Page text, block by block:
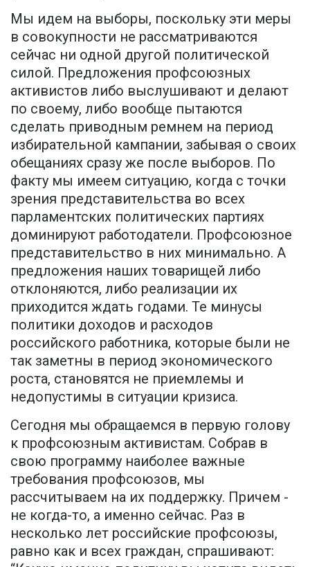
Мы идем на выборы, поскольку эти меры
в совокупности не рассматриваются
сейчас ни одной другой политической
силой. Предложения профсоюзных
активистов либо выслушивают и делают
по своему, либо вообще пытаются
сделать приводным ремнем на период
избирательной кампании, забывая о своих
обещаниях сразу же после выборов. По
факту мы имеем ситуацию, когда с точки
зрения представительства во всех
парламентских политических партиях
доминируют работодатели. Профсоюзное
представительство в них минимально. А
предложения наших товарищей либо
отклоняются, либо реализации их
приходится ждать годами. Те минусы
политики доходов и расходов
российского работника, которые были не
так заметны в период экономического
роста, становятся не приемлемы и
недопустимы в ситуации кризиса.
Сегодня мы обращаемся в первую голову
к профсоюзным активистам. Собрав в
свою программу наиболее важные
требования профсоюзов, мы
рассчитываем на их поддержку. Причем -
не когда-то, а именно сейчас. Раз в
несколько лет российские профсоюзы,
равно как и всех граждан, спрашивают: